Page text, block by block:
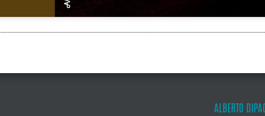
ALBERTO